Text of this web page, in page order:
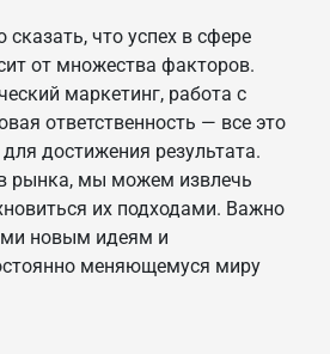
что успех в сфере
от множества факторов.
маркетинг, работа с
ответственность — все это
достижения результата.
рынка, мы можем извлечь
их подходами. Важно
новым идеям и
меняющемуся миру